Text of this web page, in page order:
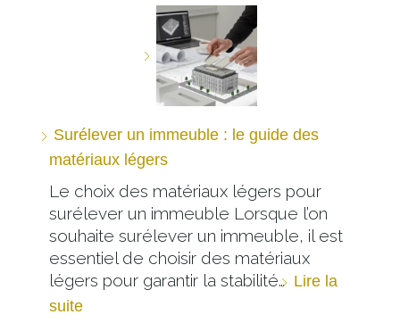
Surélever un immeuble : le guide des
matériaux légers
Le choix des matériaux légers pour
surélever un immeuble Lorsque l’on
souhaite surélever un immeuble, il est
essentiel de choisir des matériaux
légers pour garantir la stabilité… Lire la
suite